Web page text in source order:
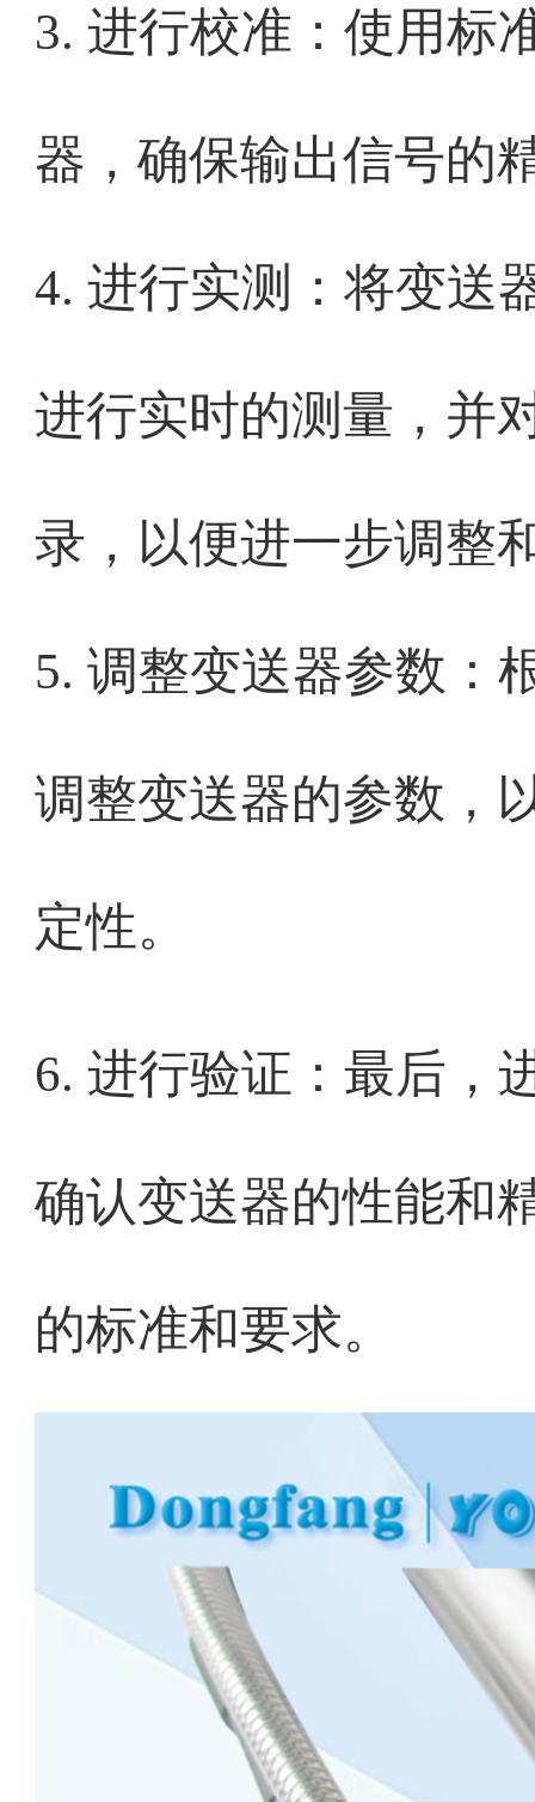
3. 进行校准：使用标
器，确保输出信号的
4. 进行实测：将变送
进行实时的测量，并
录，以便进一步调整
5. 调整变送器参数：
调整变送器的参数，
定性。
6. 进行验证：最后，
确认变送器的性能和
的标准和要求。